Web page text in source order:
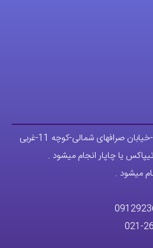
صرافهای شمالی-کوچه 11-غربی
یا چاپار انجام میشود .
میشود .
-021